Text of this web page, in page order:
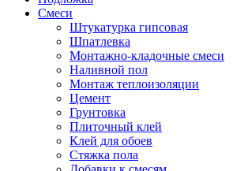
Смеси
Штукатурка гипсовая
Шпатлевка
Монтажно-кладочные смеси
Наливной пол
Монтаж теплоизоляции
Цемент
Грунтовка
Плиточный клей
Клей для обоев
Стяжка пола